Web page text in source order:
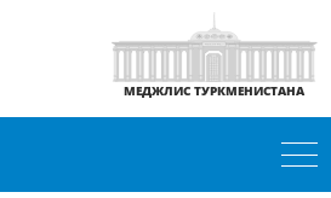
МЕДЖЛИС ТУРКМЕНИСТАНА